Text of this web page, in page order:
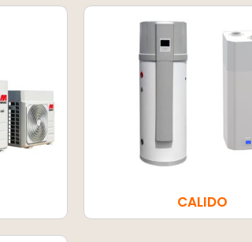
CALIDO